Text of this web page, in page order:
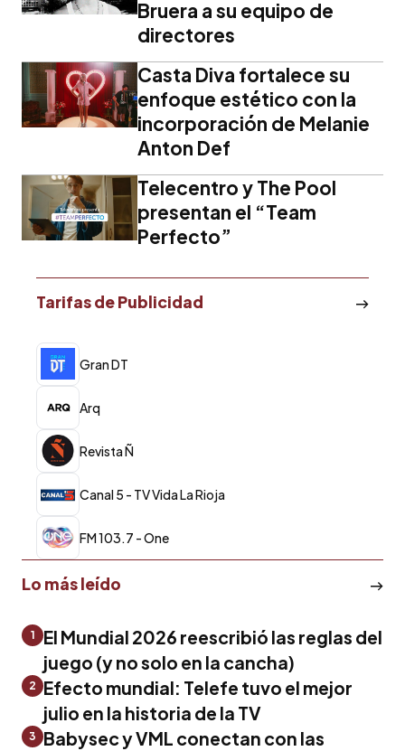
Bruera a su equipo de
directores
Casta Diva fortalece su
enfoque estético con la
incorporación de Melanie
Anton Def
Telecentro y The Pool
presentan el “Team
Perfecto”
Tarifas de Publicidad
Gran DT
Arq
Revista Ñ
Canal 5 - TV Vida La Rioja
FM 103.7 - One
Lo más leído
1
El Mundial 2026 reescribió las reglas del
juego (y no solo en la cancha)
2
Efecto mundial: Telefe tuvo el mejor
julio en la historia de la TV
3
Babysec y VML conectan con las